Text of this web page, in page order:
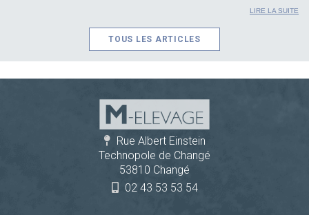
LIRE LA SUITE
TOUS LES ARTICLES
Rue Albert Einstein
Technopole de Changé
53810 Changé
02 43 53 53 54